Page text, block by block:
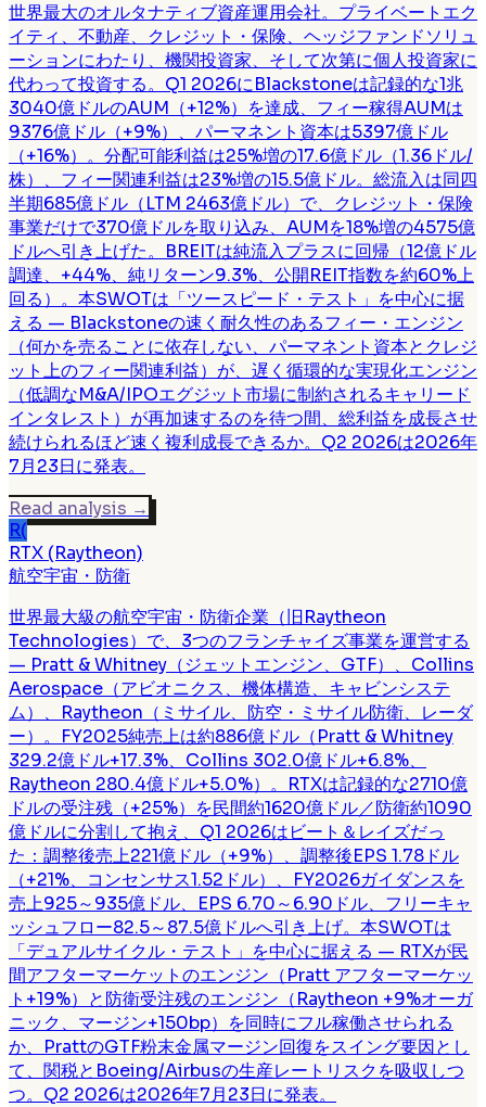
世界最大のオルタナティブ資産運用会社。プライベートエク
イティ、不動産、クレジット・保険、ヘッジファンドソリュ
ーションにわたり、機関投資家、そして次第に個人投資家に
代わって投資する。Q1 2026にBlackstoneは記録的な1兆
3040億ドルのAUM（+12%）を達成、フィー稼得AUMは
9376億ドル（+9%）、パーマネント資本は5397億ドル
（+16%）。分配可能利益は25%増の17.6億ドル（1.36ドル/
株）、フィー関連利益は23%増の15.5億ドル。総流入は同四
半期685億ドル（LTM 2463億ドル）で、クレジット・保険
事業だけで370億ドルを取り込み、AUMを18%増の4575億
ドルへ引き上げた。BREITは純流入プラスに回帰（12億ドル
調達、+44%、純リターン9.3%、公開REIT指数を約60%上
回る）。本SWOTは「ツースピード・テスト」を中心に据
える — Blackstoneの速く耐久性のあるフィー・エンジン
（何かを売ることに依存しない、パーマネント資本とクレジ
ット上のフィー関連利益）が、遅く循環的な実現化エンジン
（低調なM&A/IPOエグジット市場に制約されるキャリード
インタレスト）が再加速するのを待つ間、総利益を成長させ
続けられるほど速く複利成長できるか。Q2 2026は2026年
7月23日に発表。
Read analysis →
R(
RTX (Raytheon)
航空宇宙・防衛
世界最大級の航空宇宙・防衛企業（旧Raytheon
Technologies）で、3つのフランチャイズ事業を運営する
— Pratt & Whitney（ジェットエンジン、GTF）、Collins
Aerospace（アビオニクス、機体構造、キャビンシステ
ム）、Raytheon（ミサイル、防空・ミサイル防衛、レーダ
ー）。FY2025純売上は約886億ドル（Pratt & Whitney
329.2億ドル+17.3%、Collins 302.0億ドル+6.8%、
Raytheon 280.4億ドル+5.0%）。RTXは記録的な2710億
ドルの受注残（+25%）を民間約1620億ドル／防衛約1090
億ドルに分割して抱え、Q1 2026はビート＆レイズだっ
た：調整後売上221億ドル（+9%）、調整後EPS 1.78ドル
（+21%、コンセンサス1.52ドル）、FY2026ガイダンスを
売上925～935億ドル、EPS 6.70～6.90ドル、フリーキャ
ッシュフロー82.5～87.5億ドルへ引き上げ。本SWOTは
「デュアルサイクル・テスト」を中心に据える — RTXが民
間アフターマーケットのエンジン（Pratt アフターマーケッ
ト+19%）と防衛受注残のエンジン（Raytheon +9%オーガ
ニック、マージン+150bp）を同時にフル稼働させられる
か、PrattのGTF粉末金属マージン回復をスイング要因とし
て、関税とBoeing/Airbusの生産レートリスクを吸収しつ
つ。Q2 2026は2026年7月23日に発表。